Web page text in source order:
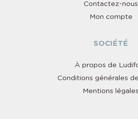
Contactez-nous
Mon compte
SOCIÉTÉ
À propos de
Conditions générales
Mentions légales